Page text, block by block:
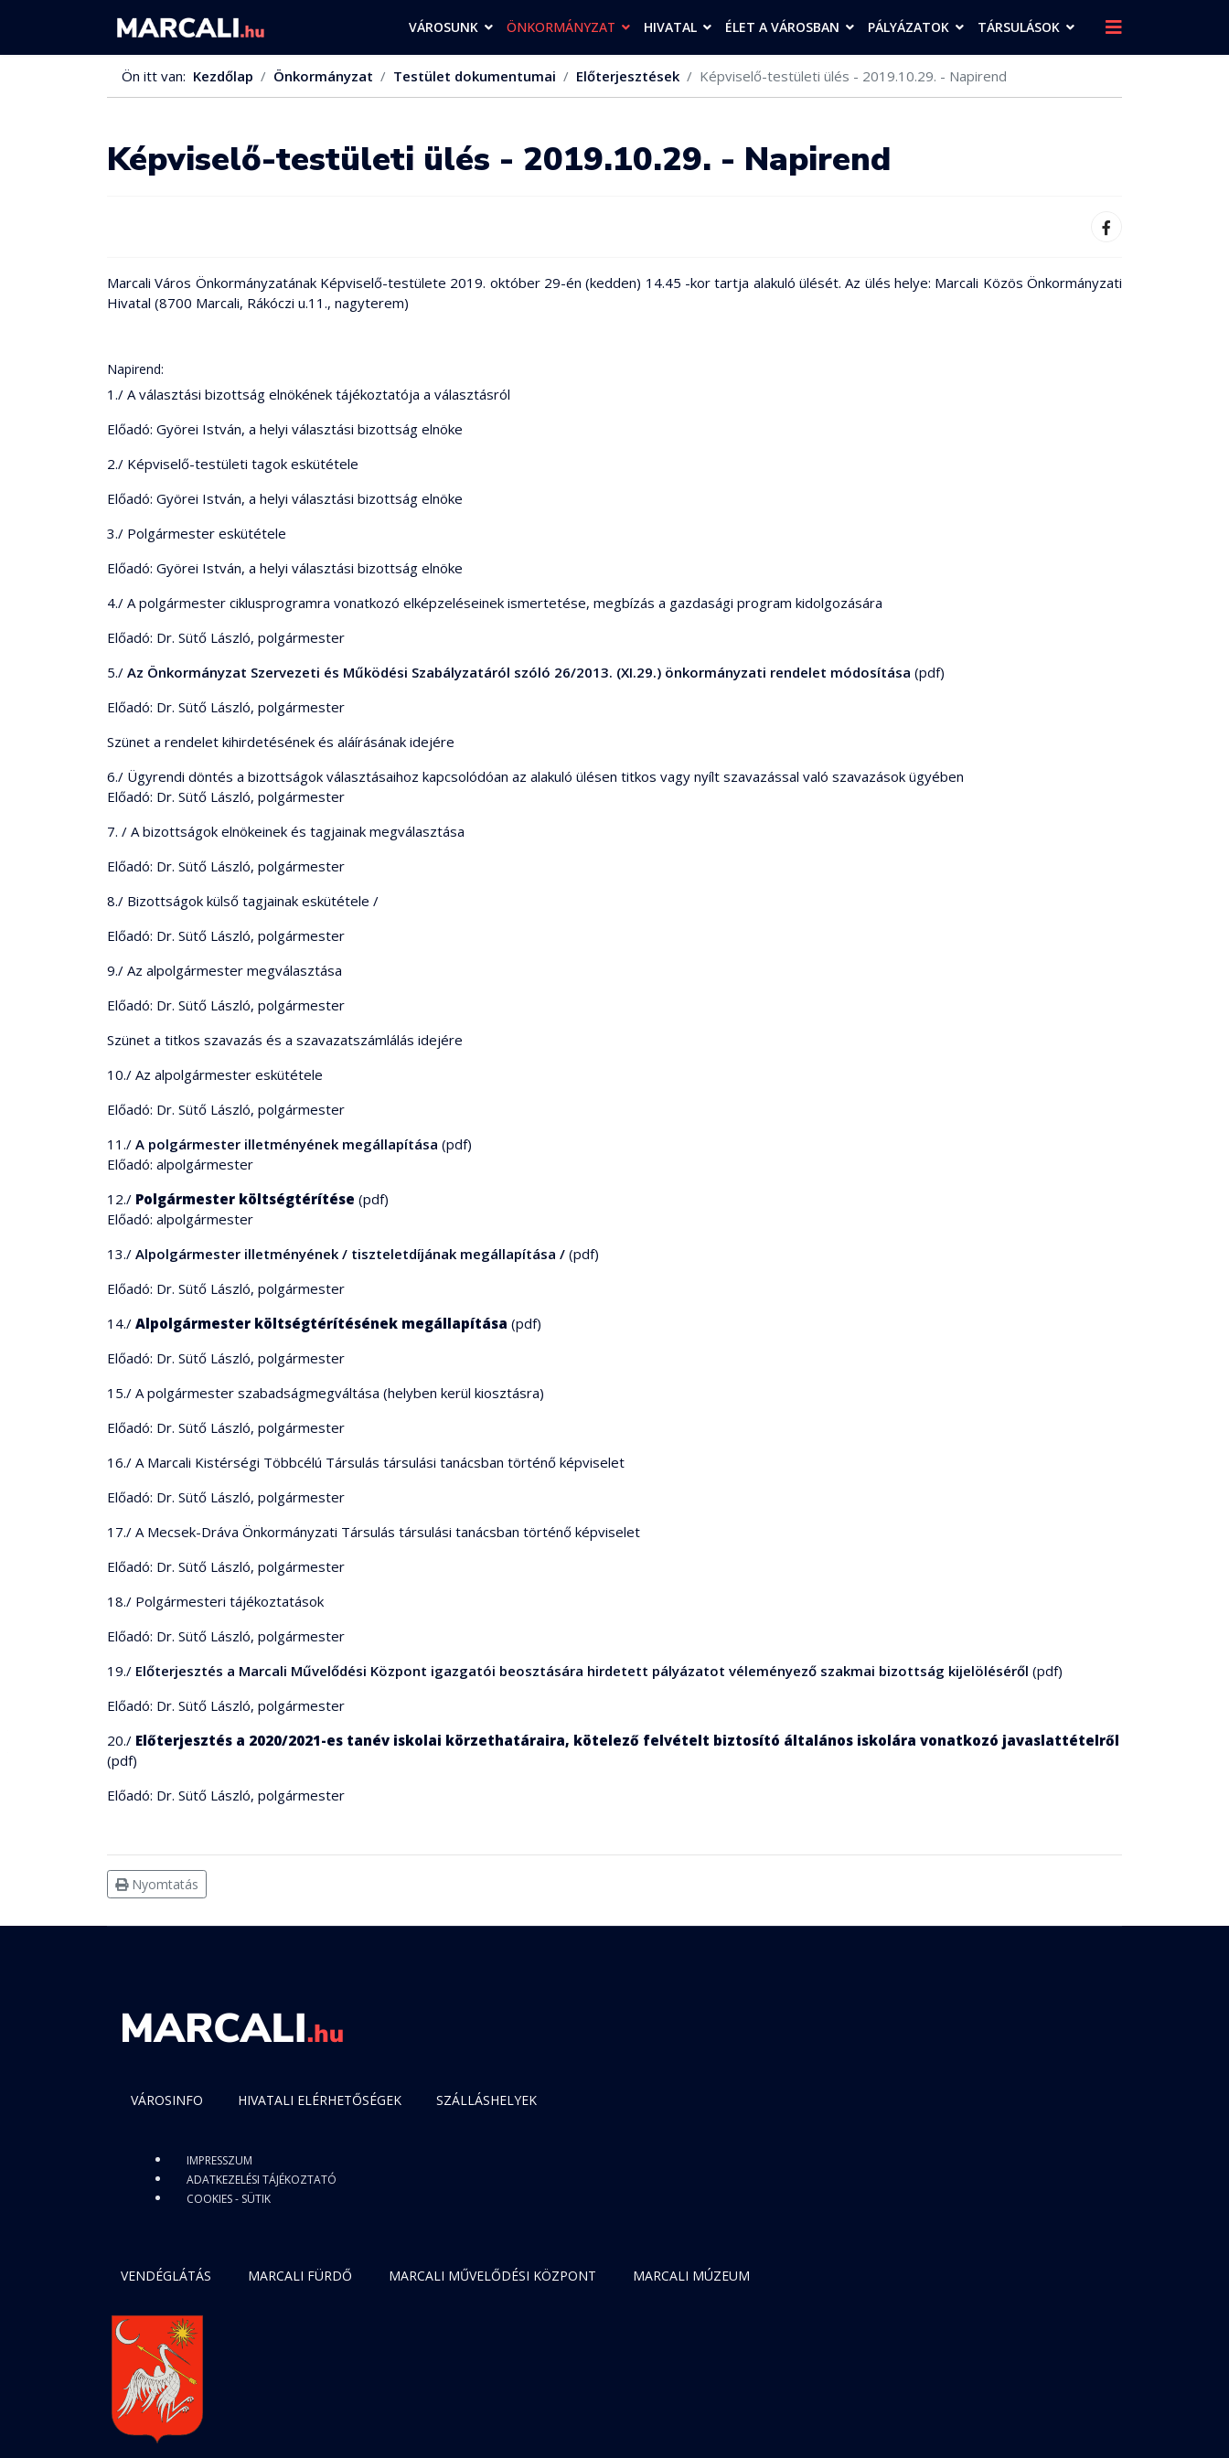
VÁROSUNK ÖNKORMÁNYZAT HIVATAL ÉLET A VÁROSBAN PÁLYÁZATOK TÁRSULÁSOK
Ön itt van: Kezdőlap Önkormányzat Testület dokumentumai Előterjesztések Képviselő-testületi ülés - 2019.10.29. - Napirend
Képviselő-testületi ülés - 2019.10.29. - Napirend
Marcali Város Önkormányzatának Képviselő-testülete 2019. október 29-én (kedden) 14.45 -kor tartja alakuló ülését. Az ülés helye: Marcali Közös Önkormányzati
Hivatal (8700 Marcali, Rákóczi u.11., nagyterem)
Napirend:
1./ A választási bizottság elnökének tájékoztatója a választásról
Előadó: Györei István, a helyi választási bizottság elnöke
2./ Képviselő-testületi tagok eskütétele
Előadó: Györei István, a helyi választási bizottság elnöke
3./ Polgármester eskütétele
Előadó: Györei István, a helyi választási bizottság elnöke
4./ A polgármester ciklusprogramra vonatkozó elképzeléseinek ismertetése, megbízás a gazdasági program kidolgozására
Előadó: Dr. Sütő László, polgármester
5./ Az Önkormányzat Szervezeti és Működési Szabályzatáról szóló 26/2013. (XI.29.) önkormányzati rendelet módosítása (pdf)
Előadó: Dr. Sütő László, polgármester
Szünet a rendelet kihirdetésének és aláírásának idejére
6./ Ügyrendi döntés a bizottságok választásaihoz kapcsolódóan az alakuló ülésen titkos vagy nyílt szavazással való szavazások ügyében
Előadó: Dr. Sütő László, polgármester
7. / A bizottságok elnökeinek és tagjainak megválasztása
Előadó: Dr. Sütő László, polgármester
8./ Bizottságok külső tagjainak eskütétele /
Előadó: Dr. Sütő László, polgármester
9./ Az alpolgármester megválasztása
Előadó: Dr. Sütő László, polgármester
Szünet a titkos szavazás és a szavazatszámlálás idejére
10./ Az alpolgármester eskütétele
Előadó: Dr. Sütő László, polgármester
11./ A polgármester illetményének megállapítása (pdf)
Előadó: alpolgármester
12./ Polgármester költségtérítése (pdf)
Előadó: alpolgármester
13./ Alpolgármester illetményének / tiszteletdíjának megállapítása / (pdf)
Előadó: Dr. Sütő László, polgármester
14./ Alpolgármester költségtérítésének megállapítása (pdf)
Előadó: Dr. Sütő László, polgármester
15./ A polgármester szabadságmegváltása (helyben kerül kiosztásra)
Előadó: Dr. Sütő László, polgármester
16./ A Marcali Kistérségi Többcélú Társulás társulási tanácsban történő képviselet
Előadó: Dr. Sütő László, polgármester
17./ A Mecsek-Dráva Önkormányzati Társulás társulási tanácsban történő képviselet
Előadó: Dr. Sütő László, polgármester
18./ Polgármesteri tájékoztatások
Előadó: Dr. Sütő László, polgármester
19./ Előterjesztés a Marcali Művelődési Központ igazgatói beosztására hirdetett pályázatot véleményező szakmai bizottság kijelöléséről (pdf)
Előadó: Dr. Sütő László, polgármester
20./ Előterjesztés a 2020/2021-es tanév iskolai körzethatáraira, kötelező felvételt biztosító általános iskolára vonatkozó javaslattételről
(pdf)
Előadó: Dr. Sütő László, polgármester
Nyomtatás
VÁROSINFO HIVATALI ELÉRHETŐSÉGEK SZÁLLÁSHELYEK
IMPRESSZUM
ADATKEZELÉSI TÁJÉKOZTATÓ
COOKIES - SÜTIK
VENDÉGLÁTÁS MARCALI FÜRDŐ MARCALI MŰVELŐDÉSI KÖZPONT MARCALI MÚZEUM